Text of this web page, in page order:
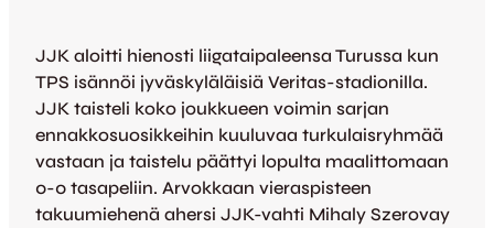
JJK aloitti hienosti liigataipaleensa Turussa kun
TPS isännöi jyväskyläläisiä Veritas-stadionilla.
JJK taisteli koko joukkueen voimin sarjan
ennakkosuosikkeihin kuuluvaa turkulaisryhmää
vastaan ja taistelu päättyi lopulta maalittomaan
0-0 tasapeliin. Arvokkaan vieraspisteen
takuumiehenä ahersi JJK-vahti Mihaly Szerovay